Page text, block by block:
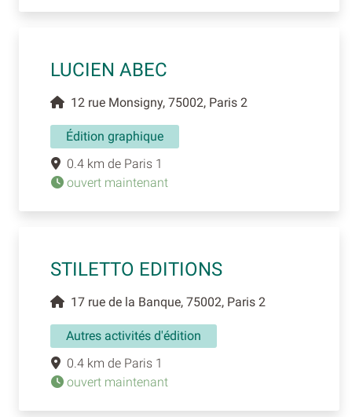
LUCIEN ABEC
12 rue Monsigny, 75002, Paris 2
Édition graphique
0.4 km de Paris 1
ouvert maintenant
STILETTO EDITIONS
17 rue de la Banque, 75002, Paris 2
Autres activités d'édition
0.4 km de Paris 1
ouvert maintenant